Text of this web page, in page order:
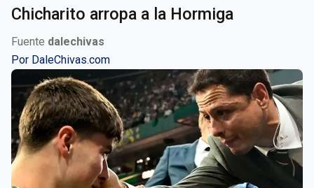
Chicharito arropa a la Hormiga
Fuente dalechivas
Por DaleChivas.com